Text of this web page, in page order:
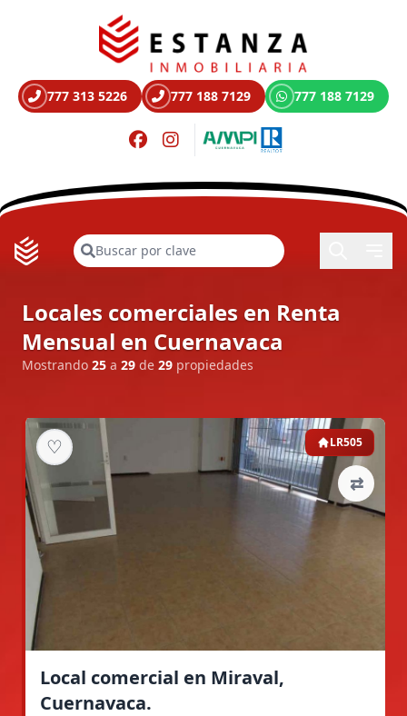
777 313 5226 777 188 7129 777 188 7129
Buscar
Locales comerciales en Renta
Mensual en Cuernavaca
Mostrando 25 a 29 de 29 propiedades
♡
⇄
LR505
Local comercial en Miraval,
Cuernavaca.